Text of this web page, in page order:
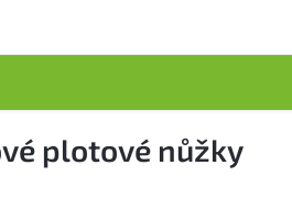
plotové nůžky